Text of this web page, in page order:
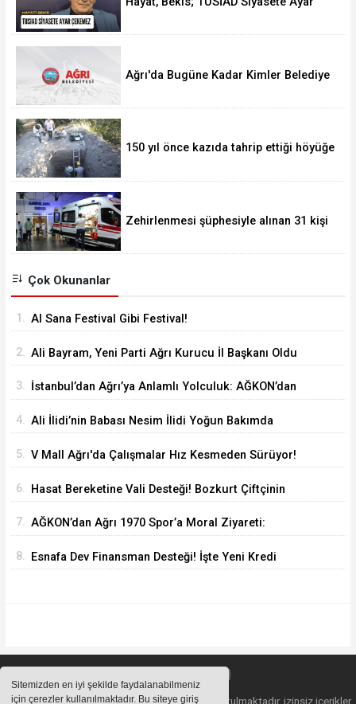
Sitemizden en iyi şekilde faydalanabilmeniz
için çerezler kullanılmaktadır. Bu siteye giriş
Ağrı'da Bugüne Kadar Kimler Belediye
150 yıl önce kazıda tahrip ettiği höyüğe
Zehirlenmesi şüphesiyle alınan 31 kişi
Çok Okunanlar
1. Al Sana Festival Gibi Festival!
2. Ali Bayram, Yeni Parti Ağrı Kurucu İl Başkanı Oldu
3. İstanbul’dan Ağrı’ya Anlamlı Yolculuk: AĞKON’dan
4. Ali İlidi’nin Babası Nesim İlidi Yoğun Bakımda
5. V Mall Ağrı'da Çalışmalar Hız Kesmeden Sürüyor!
6. Hasat Bereketine Vali Desteği! Bozkurt Çiftçinin
7. AĞKON’dan Ağrı 1970 Spor’a Moral Ziyareti:
8. Esnafa Dev Finansman Desteği! İşte Yeni Kredi
Sitemizde bulunan içeriklerin tüm hakları saklı tutulmaktadır, izinsiz içerikler